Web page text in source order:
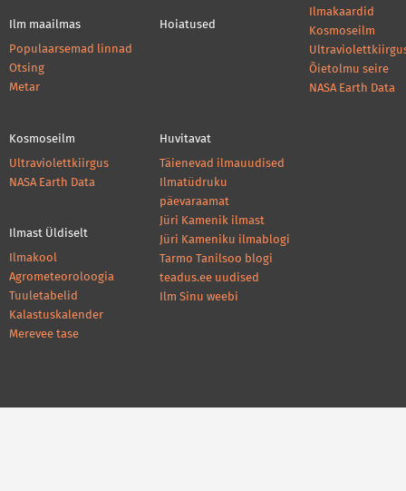
Ilm maailmas
Populaarsemad linnad
Otsing
Metar
Hoiatused
Ilmakaardid
Kosmoseilm
Õietolmu seire
NASA Earth Data
Kosmoseilm
Ultraviolettkiirgus
NASA Earth Data
Ilmast Üldiselt
Ilmakool
Agrometeoroloogia
Tuuletabelid
Kalastuskalender
Merevee tase
Huvitavat
Täienevad ilmauudised
Ilmatüdruku
päevaraamat
Jüri Kamenik ilmast
Jüri Kameniku ilmablogi
Tarmo Tanilsoo blogi
teadus.ee uudised
Ilm Sinu weebi